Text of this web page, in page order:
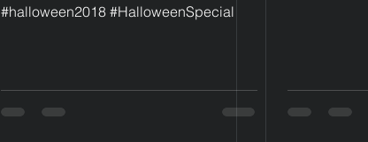
#halloween2018 #HalloweenSpecial